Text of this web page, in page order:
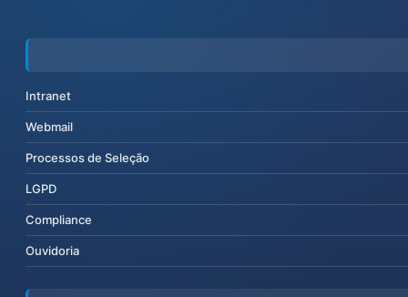
Intranet
Webmail
Processos de Seleção
LGPD
Compliance
Ouvidoria